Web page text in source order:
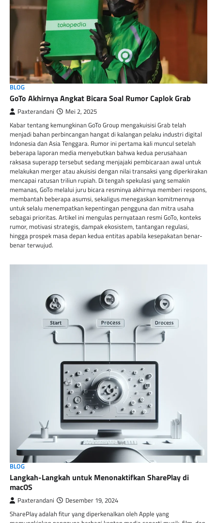
BLOG
GoTo Akhirnya Angkat Bicara Soal Rumor Caplok Grab
Paxterandani Mei 2, 2025
Kabar tentang kemungkinan GoTo Group mengakuisisi Grab telah
menjadi bahan perbincangan hangat di kalangan pelaku industri digital
Indonesia dan Asia Tenggara. Rumor ini pertama kali muncul setelah
beberapa laporan media menyebutkan bahwa kedua perusahaan
raksasa superapp tersebut sedang menjajaki pembicaraan awal untuk
melakukan merger atau akuisisi dengan nilai transaksi yang diperkirakan
mencapai ratusan triliun rupiah. Di tengah spekulasi yang semakin
memanas, GoTo melalui juru bicara resminya akhirnya memberi respons,
membantah beberapa asumsi, sekaligus menegaskan komitmennya
untuk selalu menempatkan kepentingan pengguna dan mitra usaha
sebagai prioritas. Artikel ini mengulas pernyataan resmi GoTo, konteks
rumor, motivasi strategis, dampak ekosistem, tantangan regulasi,
hingga prospek masa depan kedua entitas apabila kesepakatan benar-
benar terwujud.
BLOG
Langkah-Langkah untuk Menonaktifkan SharePlay di
macOS
Paxterandani Desember 19, 2024
SharePlay adalah fitur yang diperkenalkan oleh Apple yang